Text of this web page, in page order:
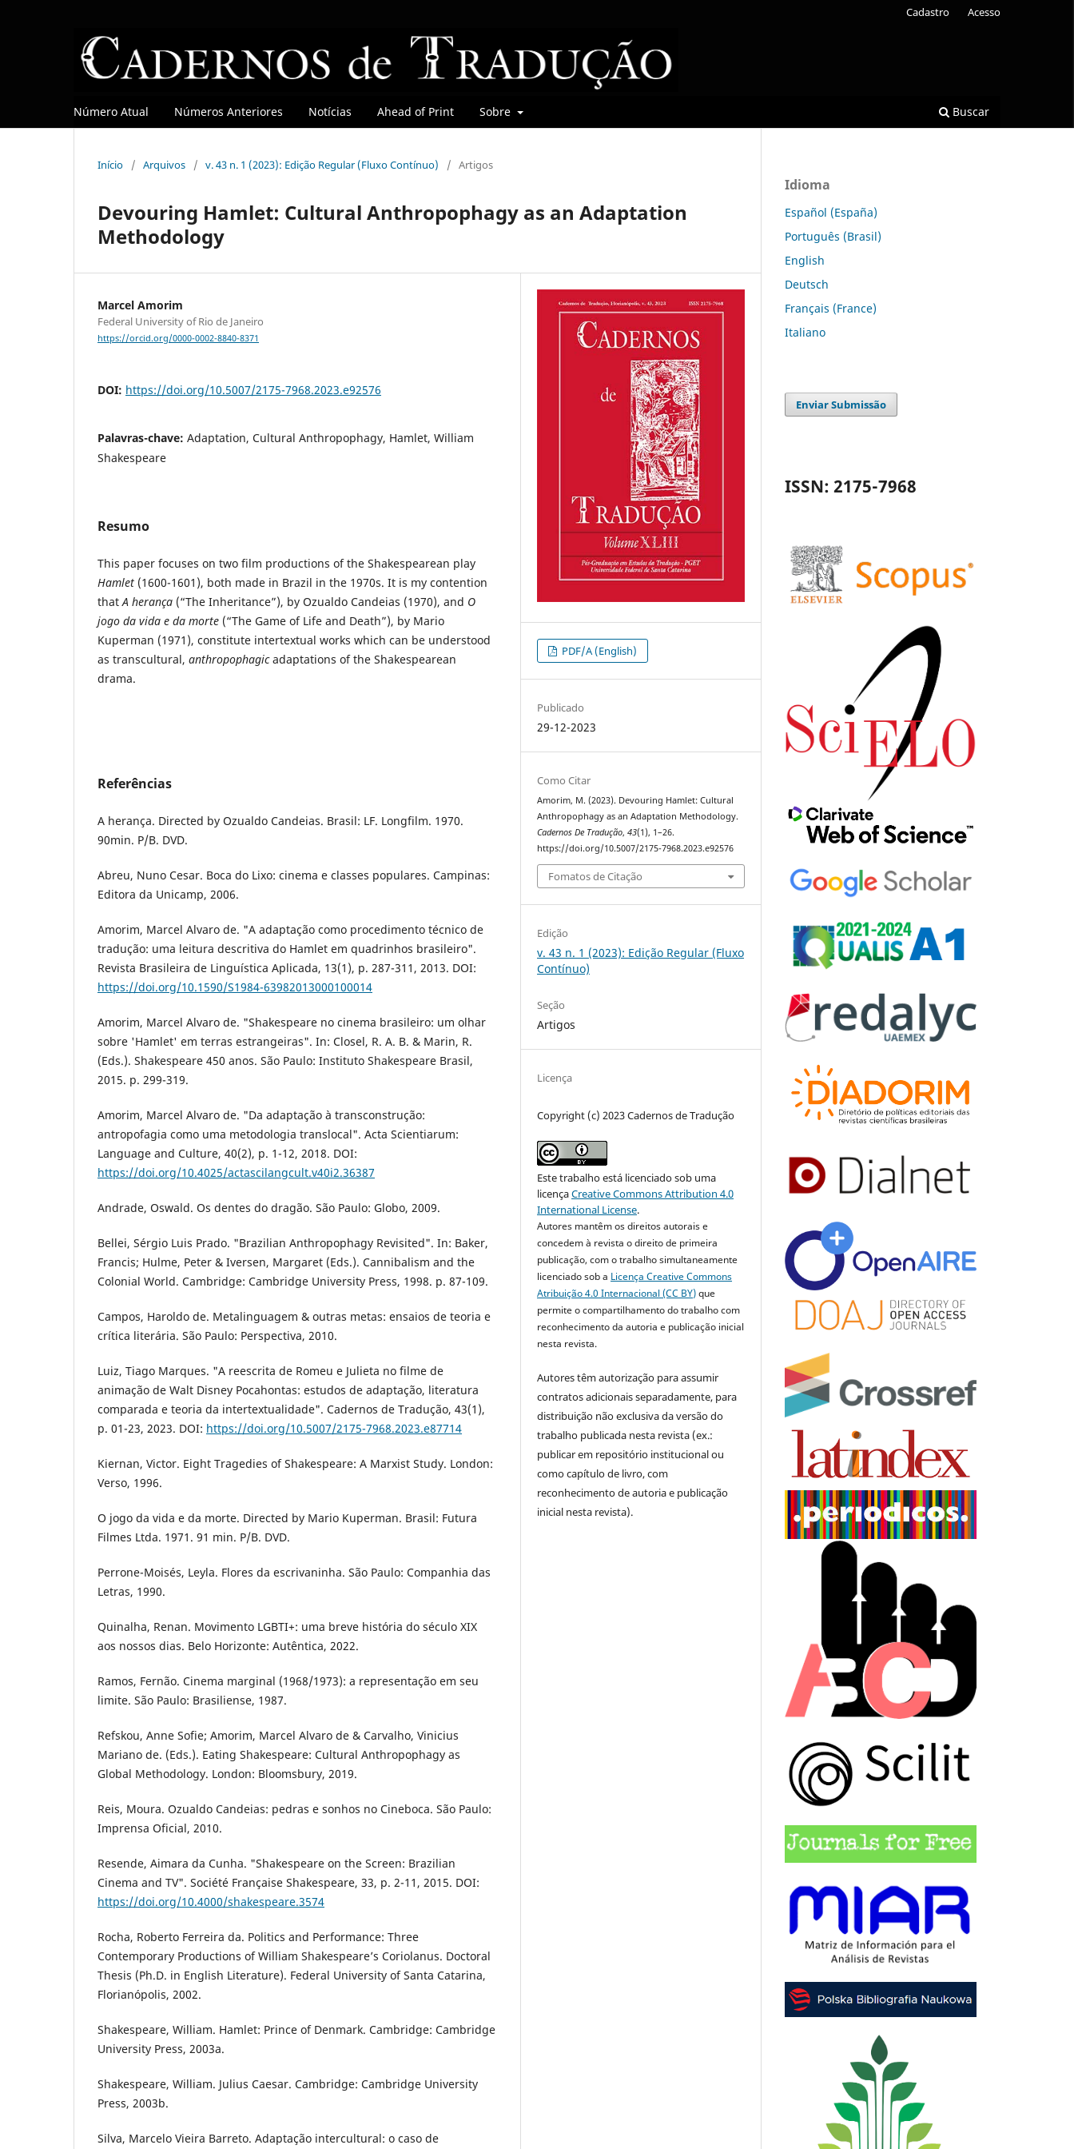
Número Atual Números Anteriores Notícias Ahead of Print Sobre Buscar
Cadastro Acesso
Início / Arquivos / v. 43 n. 1 (2023): Edição Regular (Fluxo Contínuo) / Artigos
Devouring Hamlet: Cultural Anthropophagy as an Adaptation
Methodology
Marcel Amorim
Federal University of Rio de Janeiro
https://orcid.org/0000-0002-8840-8371
DOI: https://doi.org/10.5007/2175-7968.2023.e92576
Palavras-chave: Adaptation, Cultural Anthropophagy, Hamlet, William
Shakespeare
Resumo
This paper focuses on two film productions of the Shakespearean play
Hamlet (1600-1601), both made in Brazil in the 1970s. It is my contention
thatA herança (“The Inheritance”), by Ozualdo Candeias (1970), and O
jogo da vida e da morte (“The Game of Life and Death”), by Mario
Kuperman (1971), constitute intertextual works which can be understood
as transcultural, anthropophagicadaptations of the Shakespearean
drama.
Referências
A herança. Directed by Ozualdo Candeias. Brasil: LF. Longfilm. 1970.
90min. P/B. DVD.
Abreu, Nuno Cesar. Boca do Lixo: cinema e classes populares. Campinas:
Editora da Unicamp, 2006.
Amorim, Marcel Alvaro de. "A adaptação como procedimento técnico de
tradução: uma leitura descritiva do Hamlet em quadrinhos brasileiro".
Revista Brasileira de Linguística Aplicada, 13(1), p. 287-311, 2013. DOI:
https://doi.org/10.1590/S1984-63982013000100014
Amorim, Marcel Alvaro de. "Shakespeare no cinema brasileiro: um olhar
sobre 'Hamlet' em terras estrangeiras". In: Closel, R. A. B. & Marin, R.
(Eds.). Shakespeare 450 anos. São Paulo: Instituto Shakespeare Brasil,
2015. p. 299-319.
Amorim, Marcel Alvaro de. "Da adaptação à transconstrução:
antropofagia como uma metodologia translocal". Acta Scientiarum:
Language and Culture, 40(2), p. 1-12, 2018. DOI:
https://doi.org/10.4025/actascilangcult.v40i2.36387
Andrade, Oswald. Os dentes do dragão. São Paulo: Globo, 2009.
Bellei, Sérgio Luis Prado. "Brazilian Anthropophagy Revisited". In: Baker,
Francis; Hulme, Peter & Iversen, Margaret (Eds.). Cannibalism and the
Colonial World. Cambridge: Cambridge University Press, 1998. p. 87-109.
Campos, Haroldo de. Metalinguagem & outras metas: ensaios de teoria e
crítica literária. São Paulo: Perspectiva, 2010.
Luiz, Tiago Marques. "A reescrita de Romeu e Julieta no filme de
animação de Walt Disney Pocahontas: estudos de adaptação, literatura
comparada e teoria da intertextualidade". Cadernos de Tradução, 43(1),
p. 01-23, 2023. DOI: https://doi.org/10.5007/2175-7968.2023.e87714
Kiernan, Victor. Eight Tragedies of Shakespeare: A Marxist Study. London:
Verso, 1996.
O jogo da vida e da morte. Directed by Mario Kuperman. Brasil: Futura
Filmes Ltda. 1971. 91 min. P/B. DVD.
Perrone-Moisés, Leyla. Flores da escrivaninha. São Paulo: Companhia das
Letras, 1990.
Quinalha, Renan. Movimento LGBTI+: uma breve história do século XIX
aos nossos dias. Belo Horizonte: Autêntica, 2022.
Ramos, Fernão. Cinema marginal (1968/1973): a representação em seu
limite. São Paulo: Brasiliense, 1987.
Refskou, Anne Sofie; Amorim, Marcel Alvaro de & Carvalho, Vinicius
Mariano de. (Eds.). Eating Shakespeare: Cultural Anthropophagy as
Global Methodology. London: Bloomsbury, 2019.
Reis, Moura. Ozualdo Candeias: pedras e sonhos no Cineboca. São Paulo:
Imprensa Oficial, 2010.
Resende, Aimara da Cunha. "Shakespeare on the Screen: Brazilian
Cinema and TV". Société Française Shakespeare, 33, p. 2-11, 2015. DOI:
https://doi.org/10.4000/shakespeare.3574
Rocha, Roberto Ferreira da. Politics and Performance: Three
Contemporary Productions of William Shakespeare’s Coriolanus. Doctoral
Thesis (Ph.D. in English Literature). Federal University of Santa Catarina,
Florianópolis, 2002.
Shakespeare, William. Hamlet: Prince of Denmark. Cambridge: Cambridge
University Press, 2003a.
Shakespeare, William. Julius Caesar. Cambridge: Cambridge University
Press, 2003b.
Silva, Marcelo Vieira Barreto. Adaptação intercultural: o caso de
PDF/A (English)
Publicado
29-12-2023
Como Citar
Amorim, M. (2023). Devouring Hamlet: Cultural
Anthropophagy as an Adaptation Methodology.
Cadernos De Tradução,43(1), 1–26.
https://doi.org/10.5007/2175-7968.2023.e92576
Fomatos de Citação
Edição
v. 43 n. 1 (2023): Edição Regular (Fluxo
Contínuo)
Seção
Artigos
Licença
Copyright (c) 2023 Cadernos de Tradução
Este trabalho está licenciado sob uma
licençaCreative Commons Attribution 4.0
International License.
Autores mantêm os direitos autorais e
concedem à revista o direito de primeira
publicação, com o trabalho simultaneamente
licenciado sob a Licença Creative Commons
Atribuição 4.0 Internacional (CC BY)que
permite o compartilhamento do trabalho com
reconhecimento da autoria e publicação inicial
nesta revista.
Autores têm autorização para assumir
contratos adicionais separadamente, para
distribuição não exclusiva da versão do
trabalho publicada nesta revista (ex.:
publicar em repositório institucional ou
como capítulo de livro, com
reconhecimento de autoria e publicação
inicial nesta revista).
Idioma
Español (España)
Português (Brasil)
English
Deutsch
Français (France)
Italiano
Enviar Submissão
ISSN: 2175-7968